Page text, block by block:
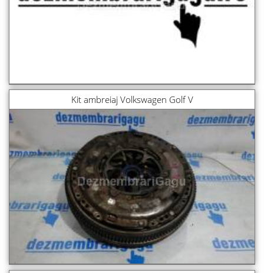
Kit ambreiaj Volkswagen Golf V